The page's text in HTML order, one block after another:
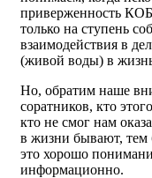
приверженность
только на ступень
взаимодействия в
(живой воды) в
Но, обратим наше
соратников, кто
кто не смог нам
в жизни бывают, тем
это хорошо
информационно.